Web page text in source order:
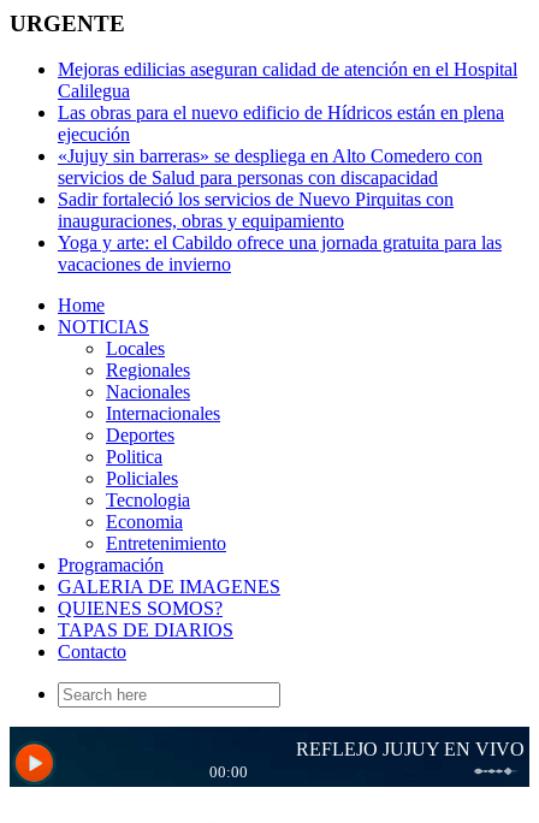
URGENTE
Mejoras edilicias aseguran calidad de atención en el Hospital
Calilegua
Las obras para el nuevo edificio de Hídricos están en plena
ejecución
«Jujuy sin barreras» se despliega en Alto Comedero con
servicios de Salud para personas con discapacidad
Sadir fortaleció los servicios de Nuevo Pirquitas con
inauguraciones, obras y equipamiento
Yoga y arte: el Cabildo ofrece una jornada gratuita para las
vacaciones de invierno
Home
NOTICIAS
Locales
Regionales
Nacionales
Internacionales
Deportes
Politica
Policiales
Tecnologia
Economia
Entretenimiento
Programación
GALERIA DE IMAGENES
QUIENES SOMOS?
TAPAS DE DIARIOS
Contacto
Search
for: